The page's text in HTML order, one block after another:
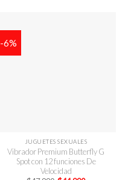
-6%
JUGUETES SEXUALES
Vibrador Premium Butterfly G
Spot con 12 funciones De
Velocidad